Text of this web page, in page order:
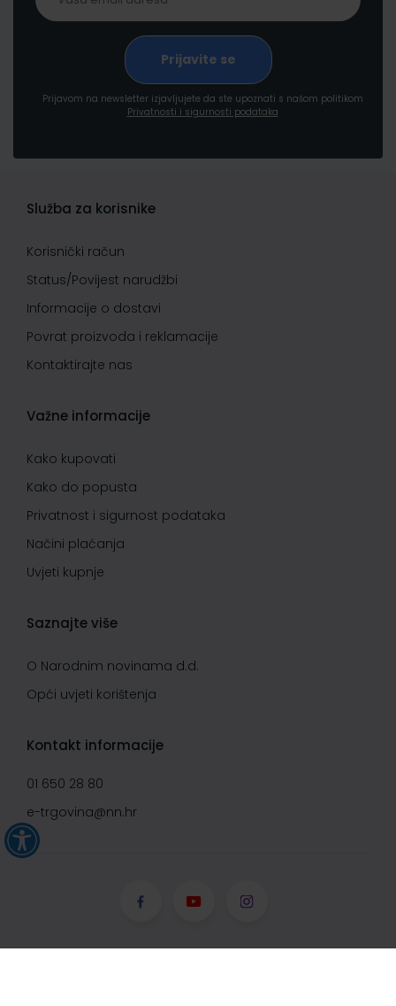
Prijavom na newsletter izjavljujete da ste upoznati s našom politikom
Privatnosti i sigurnosti podataka
Služba za korisnike
Korisnički račun
Status/Povijest narudžbi
Informacije o dostavi
Povrat proizvoda i reklamacije
Kontaktirajte nas
Važne informacije
Kako kupovati
Kako do popusta
Privatnost i sigurnost podataka
Načini plaćanja
Uvjeti kupnje
Saznajte više
O Narodnim novinama d.d.
Opći uvjeti korištenja
Kontakt informacije
01 650 28 80
e-trgovina@nn.hr